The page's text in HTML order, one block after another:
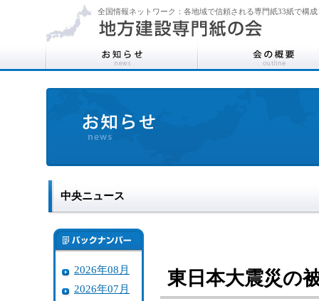
全国情報ネットワーク：各地域で信頼される専門紙33紙で構成
中央ニュース
2026年08月
2026年07月
東日本大震災の